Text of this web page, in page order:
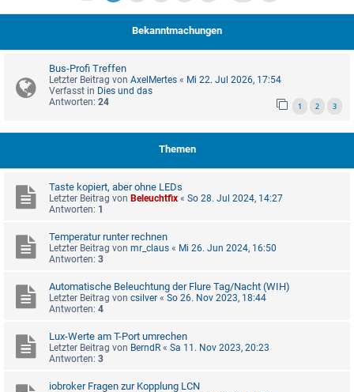
Bekanntmachungen
Bus-Profi Treffen
Letzter Beitrag von AxelMertes « Mi 22. Jul 2026, 17:54
Verfasst in Dies und das
Antworten: 24 1 2 3
Themen
Taste kopiert, aber ohne LEDs
Letzter Beitrag von Beleuchtfix « So 28. Jul 2024, 14:27
Antworten: 1
Temperatur runter rechnen
Letzter Beitrag von mr_claus « Mi 26. Jun 2024, 16:50
Antworten: 3
Automatische Beleuchtung der Flure Tag/Nacht (WIH)
Letzter Beitrag von csilver « So 26. Nov 2023, 18:44
Antworten: 4
Lux-Werte am T-Port umrechen
Letzter Beitrag von BerndR « Sa 11. Nov 2023, 20:23
Antworten: 3
iobroker Fragen zur Kopplung LCN